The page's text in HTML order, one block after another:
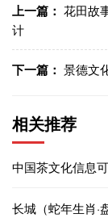
上一篇： 花田故
计
下一篇： 景德文
相关推荐
中国茶文化信息
长城（蛇年生肖·